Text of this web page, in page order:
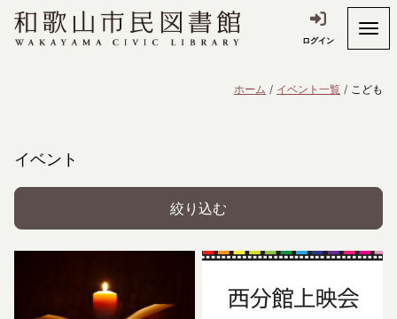
ログイン
ホーム イベント一覧 こども
イベント
絞り込む